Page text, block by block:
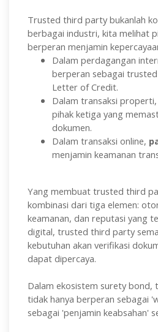
Trusted third party bukanlah
berbagai industri, kita melihat
berperan menjamin
Dalam perdagangan
berperan sebagai
Letter of Credit.
Dalam transaksi properti,
pihak ketiga yang
dokumen.
Dalam transaksi online,
menjamin keamanan
Yang membuat trusted third
kombinasi dari tiga elemen:
keamanan, dan reputasi yang
digital, trusted third party
kebutuhan akan verifikasi
dapat dipercaya.
Dalam ekosistem surety
tidak hanya berperan sebagai
sebagai 'penjamin keabsahan'